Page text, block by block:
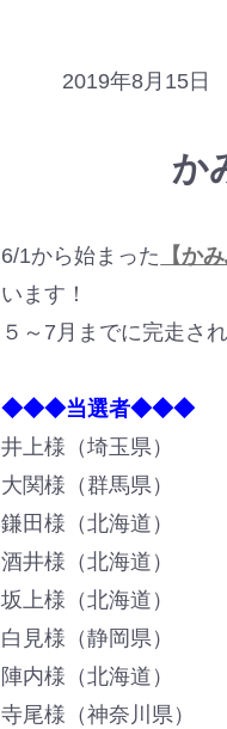
2019年8月15日
か
6/1から始まった 【か
います！
５～7月までに完走さ
◆◆◆当選者◆◆◆
井上様（埼玉県）
大関様（群馬県）
鎌田様（北海道）
酒井様（北海道）
坂上様（北海道）
白見様（静岡県）
陣内様（北海道）
寺尾様（神奈川県）